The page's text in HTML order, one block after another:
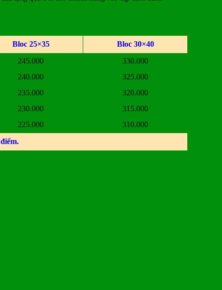
Bloc 25×35
Bloc 30×40
245.000
330.000
240.000
325.000
235.000
320.000
230.000
315.000
225.000
310.000